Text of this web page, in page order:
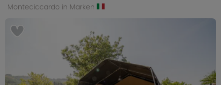
Monteciccardo in Marken